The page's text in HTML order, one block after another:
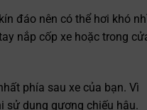
đáo nên có thể hơi khó
nắp cốp xe hoặc trong
phía sau xe của bạn. Vì
sử dụng gương chiếu hậu.